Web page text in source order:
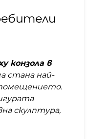
конзола в
стана най-
скулптура,